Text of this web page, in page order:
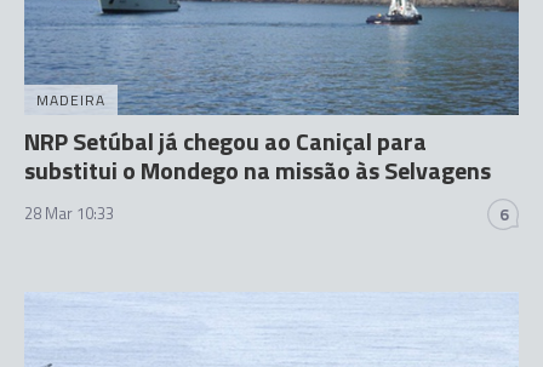
MADEIRA
NRP Setúbal já chegou ao Caniçal para
substitui o Mondego na missão às Selvagens
28 Mar 10:33 6